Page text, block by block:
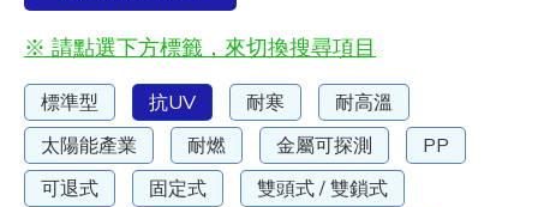
※ 請點選下方標籤，來切換搜尋項目
標準型 抗UV 耐寒
耐高溫
太陽能產業
耐燃 金屬可探測
PP
可退式
固定式
雙頭式 / 雙鎖式